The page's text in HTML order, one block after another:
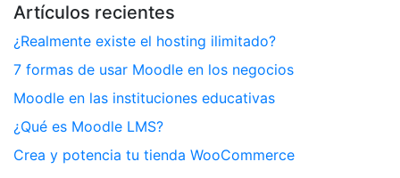
Artículos recientes
¿Realmente existe el hosting ilimitado?
7 formas de usar Moodle en los negocios
Moodle en las instituciones educativas
¿Qué es Moodle LMS?
Crea y potencia tu tienda WooCommerce